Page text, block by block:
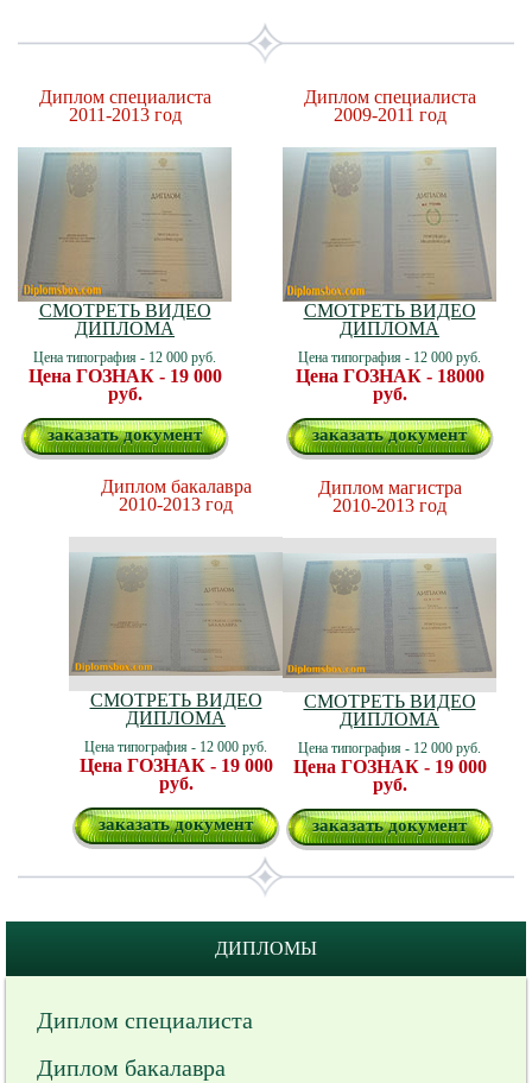
Диплом специалиста
2011-2013 год
СМОТРЕТЬ ВИДЕО
ДИПЛОМА
Цена типография - 12 000 руб.
Цена ГОЗНАК - 19 000
руб.
заказать документ
Диплом специалиста
2009-2011 год
СМОТРЕТЬ ВИДЕО
ДИПЛОМА
Цена типография - 12 000 руб.
Цена ГОЗНАК - 18000
руб.
заказать документ
Диплом бакалавра
2010-2013 год
СМОТРЕТЬ ВИДЕО
ДИПЛОМА
Цена типография - 12 000 руб.
Цена ГОЗНАК - 19 000
руб.
заказать документ
Диплом магистра
2010-2013 год
СМОТРЕТЬ ВИДЕО
ДИПЛОМА
Цена типография - 12 000 руб.
Цена ГОЗНАК - 19 000
руб.
заказать документ
ДИПЛОМЫ
Диплом специалиста
Диплом бакалавра